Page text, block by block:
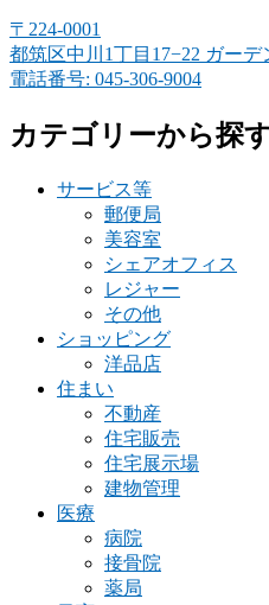
〒224-0001
都筑区中川1丁目17−22 ガーデ
電話番号: 045-306-9004
カテゴリーから探
サービス等
郵便局
美容室
シェアオフィス
レジャー
その他
ショッピング
洋品店
住まい
不動産
住宅販売
住宅展示場
建物管理
医療
病院
接骨院
薬局